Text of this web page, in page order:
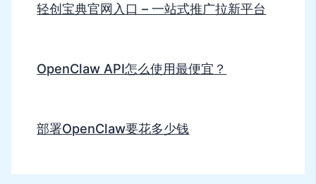
轻创宝典官网入口 – 一站式推广拉新平台
OpenClaw API怎么使用最便宜？
部署OpenClaw要花多少钱